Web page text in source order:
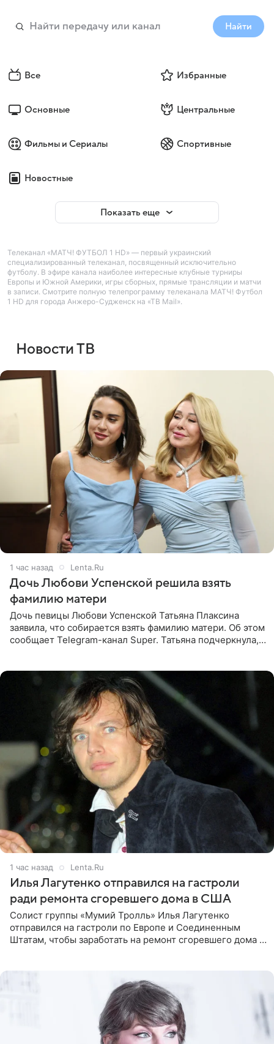
Найти
Все Избранные
Основные Центральные
Фильмы и Сериалы Спортивные
Новостные
Показать еще
Телеканал «МАТЧ! ФУТБОЛ 1 HD» — первый украинский
специализированный телеканал, посвященный исключительно
футболу. В эфире канала наиболее интересные клубные турниры
Европы и Южной Америки, игры сборных, прямые трансляции и матчи
в записи. Смотрите полную телепрограмму телеканала МАТЧ! Футбол
1 HD для города Анжеро-Судженск на «ТВ Mail».
Новости ТВ
1 час назад Lenta.Ru
Дочь Любови Успенской решила взять
фамилию матери
Дочь певицы Любови Успенской Татьяна Плаксина
заявила, что собирается взять фамилию матери. Об этом
сообщает Telegram-канал Super. Татьяна подчеркнула,
1 час назад Lenta.Ru
Илья Лагутенко отправился на гастроли
ради ремонта сгоревшего дома в США
Солист группы «Мумий Тролль» Илья Лагутенко
отправился на гастроли по Европе и Соединенным
Штатам, чтобы заработать на ремонт сгоревшего дома в